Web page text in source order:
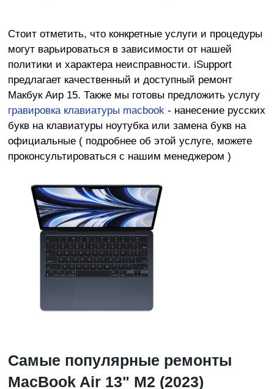
Стоит отметить, что конкретные услуги и процедуры
могут варьироваться в зависимости от нашей
политики и характера неисправности. iSupport
предлагает качественный и доступный ремонт
Макбук Аир 15. Также мы готовы предложить услугу
гравировка клавиатуры macbook - нанесение русских
букв на клавиатуры ноутубка или замена букв на
официальные ( подробнее об этой услуге, можете
проконсультироваться с нашим менеджером )
Самые популярные ремонты
MacBook Air 13" M2 (2023)